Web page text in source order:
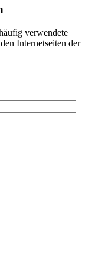
verwendete
Internetseiten der